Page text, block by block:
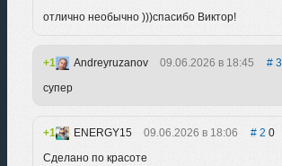
отлично необычно )))спасибо Виктор!
1 Andreyruzanov 09.06.2026 в 18:45 3
супер
1 ENERGY15 09.06.2026 в 18:06 2 0
Сделано по красоте